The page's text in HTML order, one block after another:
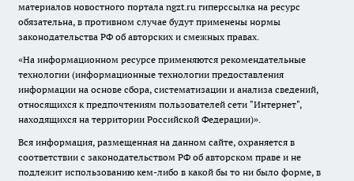
материалов новостного портала ngzt.ru гиперссылка на ресурс
обязательна, в противном случае будут применены нормы
законодательства РФ об авторских и смежных правах.
«На информационном ресурсе применяются рекомендательные
технологии (информационные технологии предоставления
информации на основе сбора, систематизации и анализа сведений,
относящихся к предпочтениям пользователей сети "Интернет",
находящихся на территории Российской Федерации)».
Вся информация, размещенная на данном сайте, охраняется в
соответствии с законодательством РФ об авторском праве и не
подлежит использованию кем-либо в какой бы то ни было форме, в